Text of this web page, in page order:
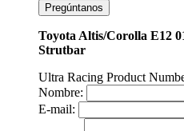
Pregúntanos
Toyota Altis/Corolla E12
Strutbar
Ultra Racing Product
Nombre:
E-mail: